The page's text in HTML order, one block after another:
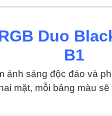
Duo
B1
ánh sáng độc đáo và
mặt, mỗi bảng màu